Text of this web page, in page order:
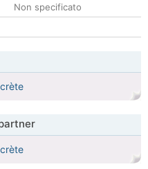
Non specificato